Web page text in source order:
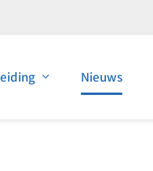
Nieuws